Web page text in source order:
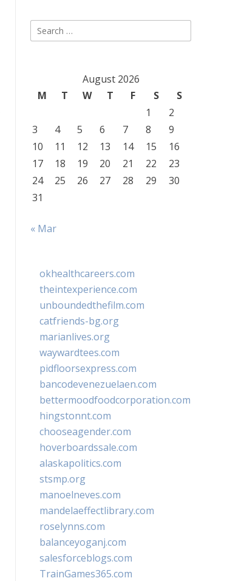
Search
for:
August 2026
M
T W T F S
S
1
2
3
4 5 6 7 8
9
10
11 12 13 14 15
16
17
18 19 20 21 22
23
24
25 26 27 28 29
30
31
« Mar
okhealthcareers.com
theintexperience.com
unboundedthefilm.com
catfriends-bg.org
marianlives.org
waywardtees.com
pidfloorsexpress.com
bancodevenezuelaen.com
bettermoodfoodcorporation.com
hingstonnt.com
chooseagender.com
hoverboardssale.com
alaskapolitics.com
stsmp.org
manoelneves.com
mandelaeffectlibrary.com
roselynns.com
balanceyoganj.com
salesforceblogs.com
TrainGames365.com